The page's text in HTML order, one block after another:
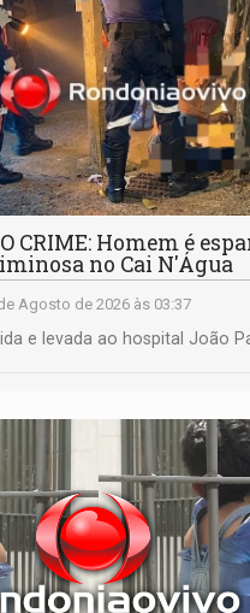
CRIME: Homem é
no Cai N'Água
Agosto de 2026 às 03:37
e levada ao hospital João